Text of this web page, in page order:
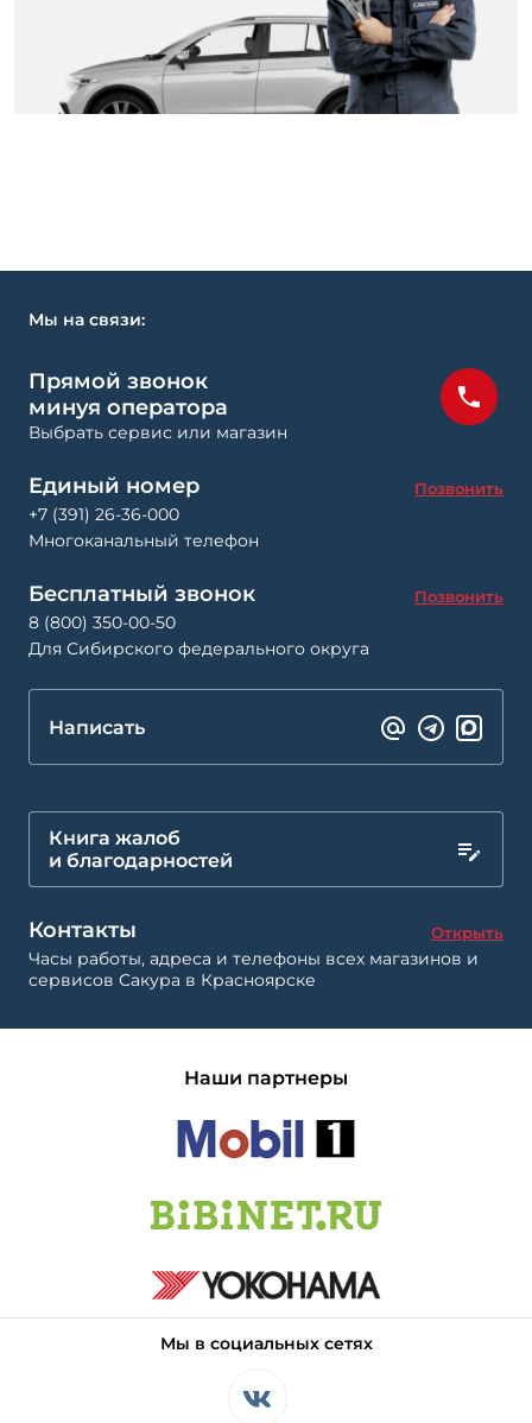
Мы на связи:
Прямой звонок
минуя оператора
Выбрать сервис или магазин
Единый номер Позвонить
+7 (391) 26-36-000
Многоканальный телефон
Бесплатный звонок Позвонить
8 (800) 350-00-50
Для Сибирского федерального округа
Написать
Книга жалоб
и благодарностей
Контакты Открыть
Часы работы, адреса и телефоны всех магазинов и
сервисов Сакура в Красноярске
Наши партнеры
Мы в социальных сетях